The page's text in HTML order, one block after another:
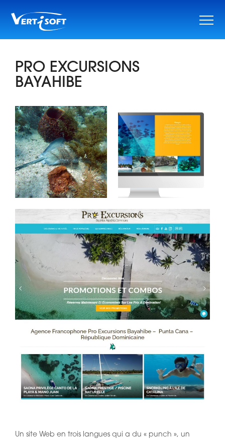
PRO EXCURSIONS
BAYAHIBE
Un site Web en trois langues qui a du « punch », un